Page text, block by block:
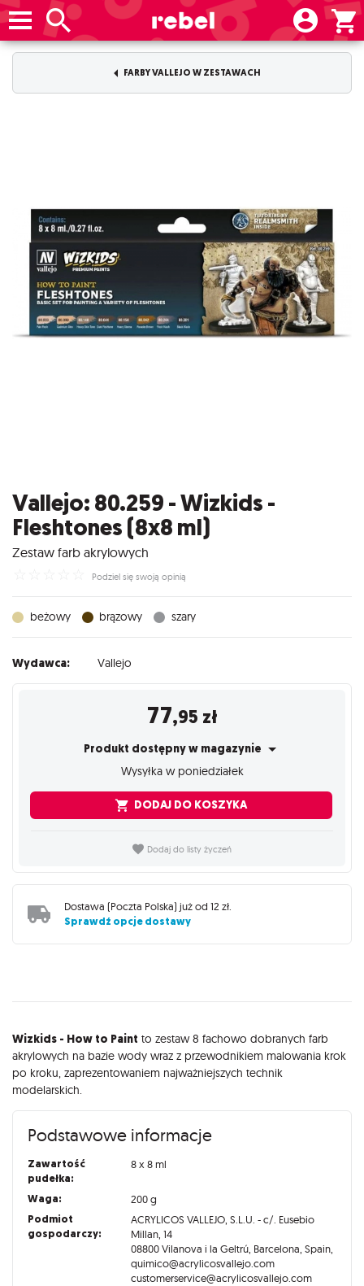
FARBY VALLEJO W ZESTAWACH
Vallejo: 80.259 - Wizkids -
Fleshtones (8x8 ml)
Zestaw farb akrylowych
Podziel się swoją opinią
beżowy brązowy szary
Wydawca: Vallejo
77,95 zł
Produkt dostępny w magazynie
Wysyłka w poniedziałek
DODAJ DO KOSZYKA
Dodaj do listy życzeń
Dostawa (Poczta Polska) już od 12 zł.
Sprawdź opcje dostawy
Opis
Wizkids - How to Paint to zestaw 8 fachowo dobranych farb
akrylowych na bazie wody wraz z przewodnikiem malowania krok
po kroku, zaprezentowaniem najważniejszych technik
modelarskich.
Podstawowe informacje
Zawartość
pudełka:
8 x 8 ml
Waga: 200 g
Podmiot
gospodarczy:
ACRYLICOS VALLEJO, S.L.U. - c/. Eusebio
Millan, 14
08800 Vilanova i la Geltrú, Barcelona, Spain,
quimico@acrylicosvallejo.com
customerservice@acrylicosvallejo.com